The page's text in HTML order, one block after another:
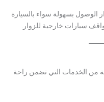
الوصول بسهولة سواء بالسيارة
سيارات خارجية للزوار.
من الخدمات التي تضمن راحة